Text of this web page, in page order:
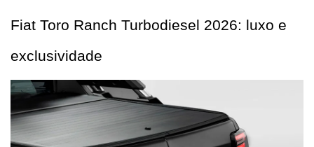
Fiat Toro Ranch Turbodiesel 2026: luxo e
exclusividade